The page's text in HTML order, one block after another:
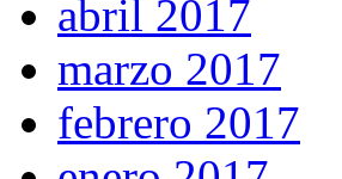
abril 2017
marzo 2017
febrero 2017